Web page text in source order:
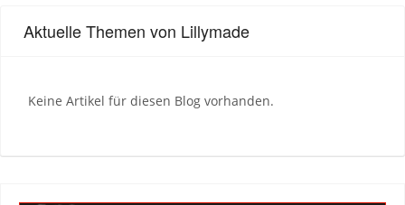
Aktuelle Themen von Lillymade
Keine Artikel für diesen Blog vorhanden.